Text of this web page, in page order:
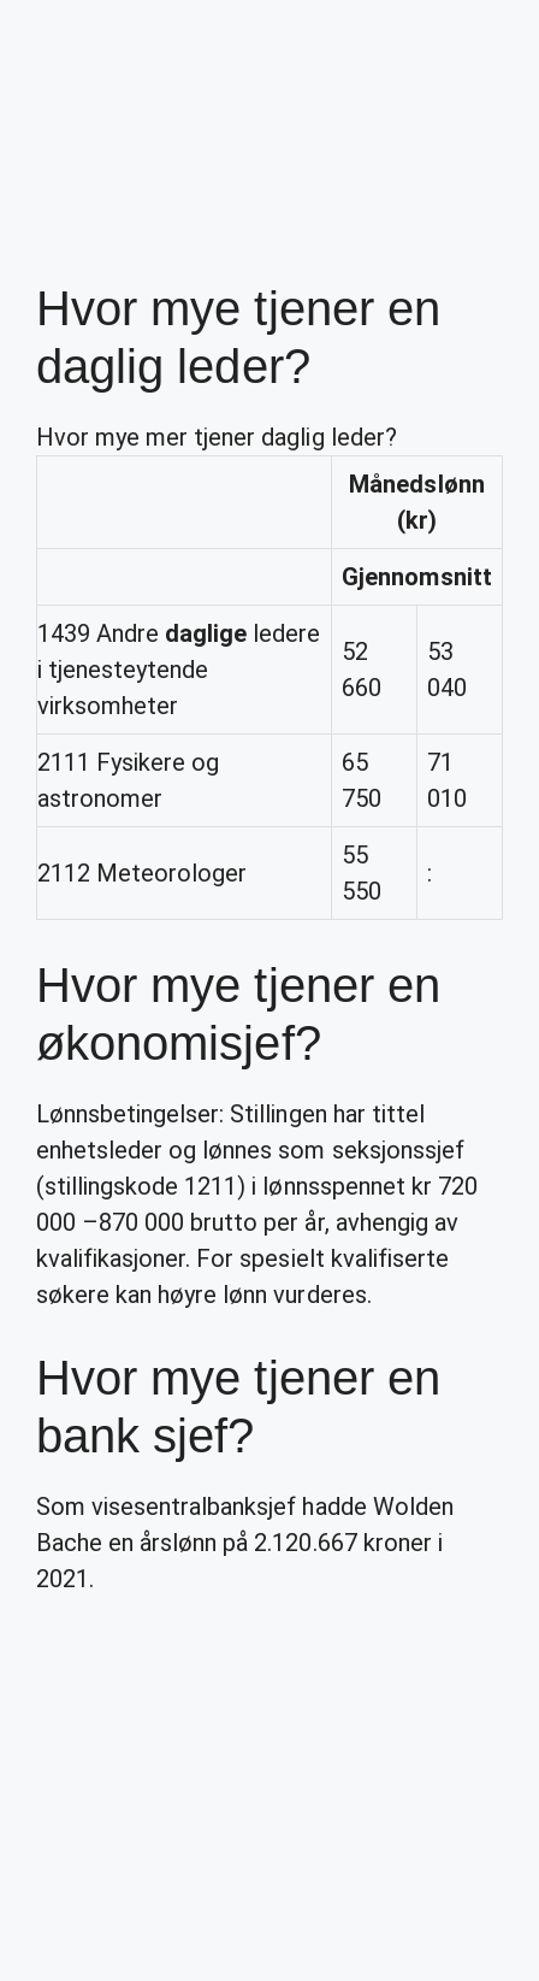
Hvor mye tjener en
daglig leder?
Hvor mye mer tjener daglig leder?
Månedslønn
(kr)
Gjennomsnitt
1439 Andre daglige ledere
i tjenesteytende
virksomheter
52
660
53
040
2111 Fysikere og
astronomer
65
750
71
010
2112 Meteorologer
55
550
:
Hvor mye tjener en
økonomisjef?
Lønnsbetingelser: Stillingen har tittel
enhetsleder og lønnes som seksjonssjef
(stillingskode 1211) i lønnsspennet kr 720
000 –870 000 brutto per år, avhengig av
kvalifikasjoner. For spesielt kvalifiserte
søkere kan høyre lønn vurderes.
Hvor mye tjener en
bank sjef?
Som visesentralbanksjef hadde Wolden
Bache en årslønn på 2.120.667 kroner i
2021.